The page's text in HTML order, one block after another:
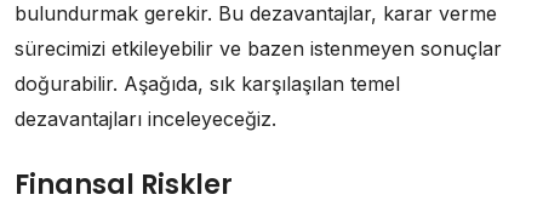
bulundurmak gerekir. Bu dezavantajlar, karar verme
sürecimizi etkileyebilir ve bazen istenmeyen sonuçlar
doğurabilir. Aşağıda, sık karşılaşılan temel
dezavantajları inceleyeceğiz.
Finansal Riskler